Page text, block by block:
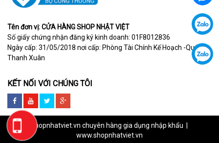
Tên đơn vị: CỬA HÀNG SHOP NHẬT VIỆT
Số giấy chứng nhận đăng ký kinh doanh: 01F8012836
Ngày cấp: 31/05/2018 nơi cấp: Phòng Tài Chính Kế Hoạch -Quận
Thanh Xuân
KẾT NỐI VỚI CHÚNG TÔI
Shopnhatviet.vn chuyên hàng gia dụng nhập khẩu |
www.shopnhatviet.vn
GỌI